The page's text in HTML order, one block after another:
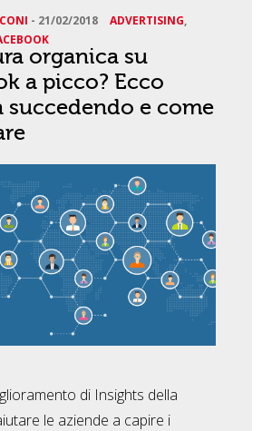
- 21/02/2018 ADVERTISING,
organica su
a picco? Ecco
succedendo e come
di Insights della
le aziende a capire i